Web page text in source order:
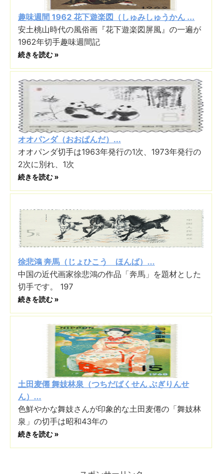
趣味週間 1962 花下遊楽図（しゅみしゅうかん ...
安土桃山時代の風俗画『花下遊楽図屏風』の一遍が
1962年切手趣味週間記
続きを読む »
オオパンダ（おおぱんだ）...
オオパンダ切手は1963年発行の1次、1973年発行の
2次に別れ、1次
続きを読む »
徐悲鴻 奔馬（じょひこう ほんば）...
中国の近代画家徐悲鴻の作品「奔馬」を題材とした
切手です。 197
続きを読む »
土田麦僊 舞妓林泉（つちだばくせん ぶぎりんせ
ん）...
色鮮やかな舞妓さんが印象的な土田麦僊の「舞妓林
泉」の切手は昭和43年の
続きを読む »